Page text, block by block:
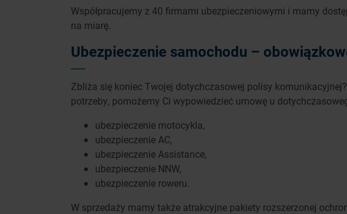
Współpracujemy z 40 firmami ubezpieczeniowymi i mamy
na miarę.
Ubezpieczenie samochodu –
Zbliża się koniec Twojej dotychczasowej polisy
potrzeby, pomożemy Ci wypowiedzieć umowę u
ubezpieczenie motocykla,
ubezpieczenie AC,
ubezpieczenie Assistance,
ubezpieczenie NNW,
ubezpieczenie roweru.
W sprzedaży mamy także atrakcyjne pakiety rozszerzonej